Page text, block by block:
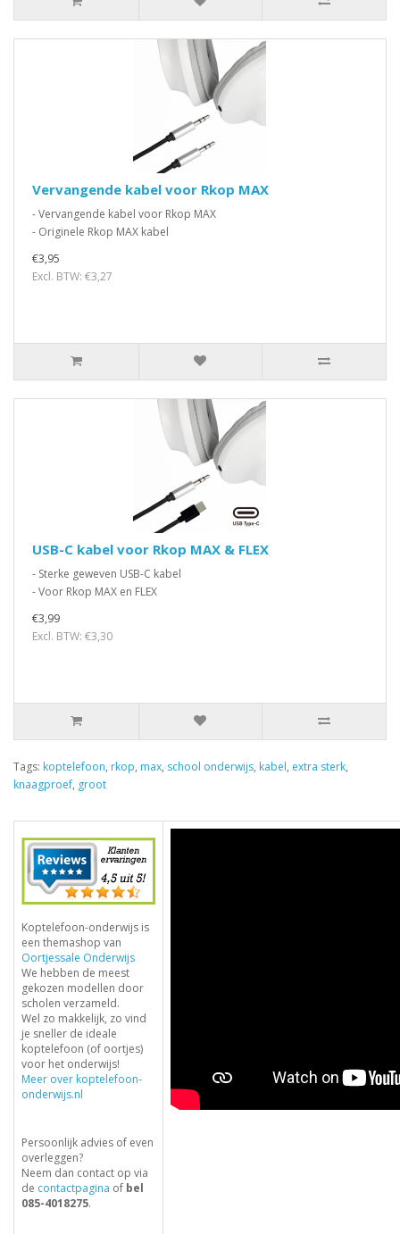
Vervangende kabel voor Rkop MAX
- Vervangende kabel voor Rkop MAX
- Originele Rkop MAX kabel
€3,95
Excl. BTW: €3,27
USB-C kabel voor Rkop MAX & FLEX
- Sterke geweven USB-C kabel
- Voor Rkop MAX en FLEX
€3,99
Excl. BTW: €3,30
Tags: koptelefoon, rkop, max, school onderwijs, kabel, extra sterk,
knaagproef, groot
Koptelefoon-onderwijs is
een themashop van
Oortjessale Onderwijs
We hebben de meest
gekozen modellen door
scholen verzameld.
Wel zo makkelijk, zo vind
je sneller de ideale
koptelefoon (of oortjes)
voor het onderwijs!
Meer over koptelefoon-
onderwijs.nl
Persoonlijk advies of even
overleggen?
Neem dan contact op via
de contactpagina of bel
085-4018275.